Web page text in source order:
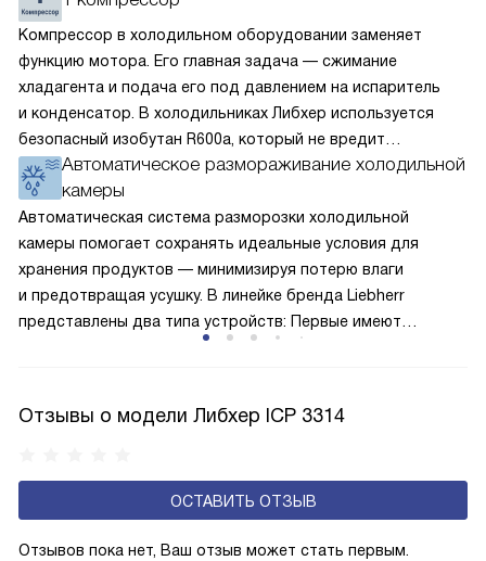
Компрессор в холодильном оборудовании заменяет
функцию мотора. Его главная задача — сжимание
хладагента и подача его под давлением на испаритель
и конденсатор. В холодильниках Либхер используется
безопасный изобутан R600a, который не вредит
окружающей среде. Компрессор перегоняет его
по охладительному контуру по принципу насоса. Чем
лучше работает «мотор» прибора, тем качественнее
и быстрее происходит охлаждение, затрачивается
меньше электроэнергии.
Автоматическое размораживание холодильной
камеры
Автоматическая система разморозки холодильной
камеры помогает сохранять идеальные условия для
хранения продуктов — минимизируя потерю влаги
и предотвращая усушку. В линейке бренда Liebherr
представлены два типа устройств: Первые имеют
с панелью, выполняющей функцию «сухой стенки». Такие
эксплуатацию и чаще всего оснащены нулевой зоной
свежести BioFresh 0°C. Они встречаются в сериях Plus,
Отзывы о модели Либхер ICP 3314
ОСТАВИТЬ ОТЗЫВ
Отзывов пока нет, Ваш отзыв может стать первым.